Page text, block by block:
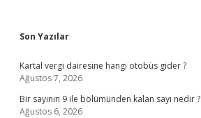
Sidebar
Son Yazılar
Kartal vergi dairesine hangi otobüs gider ?
Ağustos 7, 2026
Bir sayının 9 ile bölümünden kalan sayı nedir ?
Ağustos 6, 2026